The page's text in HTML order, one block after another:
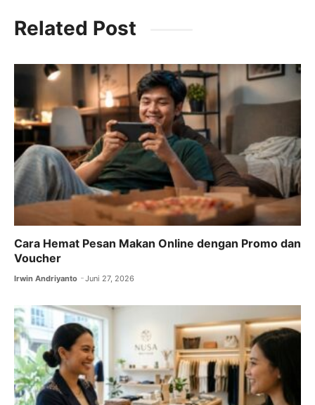
c
e
b
o
o
k
at
s
A
p
p
e
gr
a
m
dI
n
Related Post
Cara Hemat Pesan Makan Online dengan Promo dan
Voucher
Irwin Andriyanto Juni 27, 2026